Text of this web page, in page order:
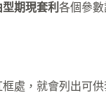
期現套利 各個參數
處，就會列出可供